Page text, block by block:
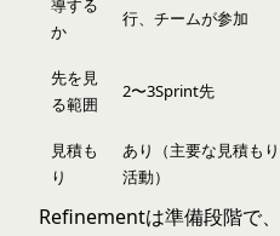
導する
か
行、チームが参加
先を見
る範囲
2〜3Sprint先
見積も
り
あり（主要な見積もり
活動）
Refinementは準備段階で、